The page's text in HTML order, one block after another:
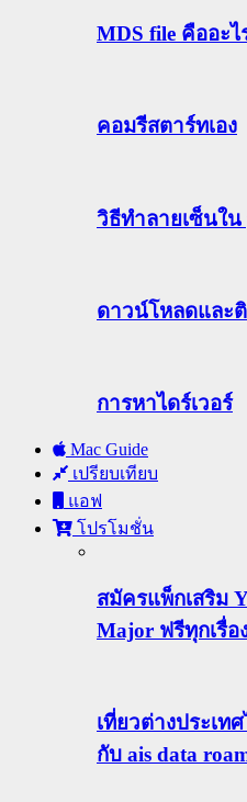
MDS file คืออะไ
คอมรีสตาร์ทเอง
วิธีทําลายเซ็นใน
ดาวน์โหลดและติ
การหาไดร์เวอร์
Mac Guide
เปรียบเทียบ
แอฟ
โปรโมชั่น
สมัครแพ็กเสริม
Major ฟรีทุกเรื่
เที่ยวต่างประเท
กับ ais data